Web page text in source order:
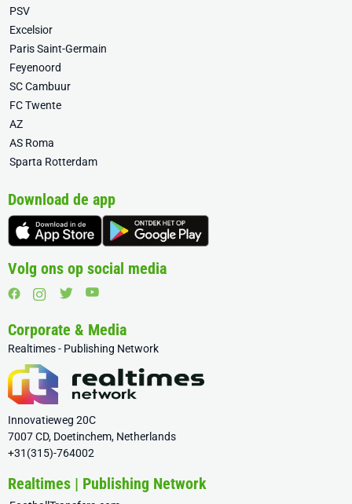
PSV
Excelsior
Paris Saint-Germain
Feyenoord
SC Cambuur
FC Twente
AZ
AS Roma
Sparta Rotterdam
Download de app
Volg ons op social media
Corporate & Media
Realtimes - Publishing Network
Innovatieweg 20C
7007 CD, Doetinchem, Netherlands
+31(315)-764002
Realtimes | Publishing Network